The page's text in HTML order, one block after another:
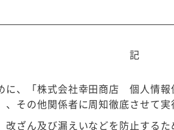
記
に、「株式会社幸田商店 個人情
その他関係者に周知徹底させて実
改ざん及び漏えいなどを防止する